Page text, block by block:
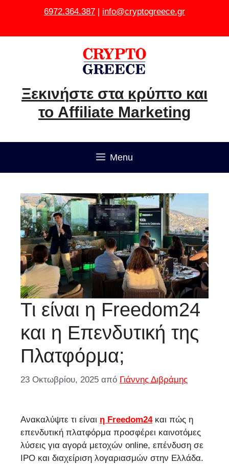
6972.364.387 | info@cryptogreece.gr
Ξεκινήστε στα κρύπτο και
το Affiliate Marketing
Menu
Τι είναι η Freedom24
και η Επενδυτική της
Πλατφόρμα;
23 Οκτωβρίου, 2025 από Γιάννης Διβράμης
Ανακαλύψτε τι είναι η Freedom24και πώς η
επενδυτική πλατφόρμα προσφέρει καινοτόμες
λύσεις για αγορά μετοχών online, επένδυση σε
IPO και διαχείριση λογαριασμών στην Ελλάδα.